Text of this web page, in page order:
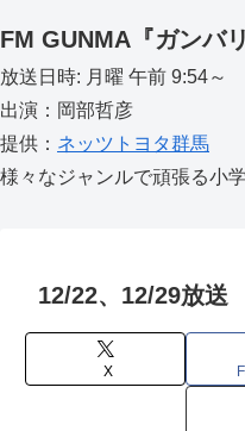
FM GUNMA『ガンバ
放送日時: 月曜 午前 9:54～
出演：岡部哲彦
提供： ネッツトヨタ群馬
様々なジャンルで頑張る小
12/22、12/29放
X